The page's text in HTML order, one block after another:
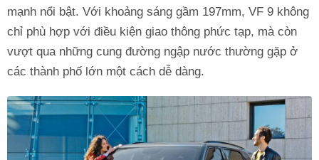
mạnh nổi bật. Với khoảng sáng gầm 197mm, VF 9 không
chỉ phù hợp với điều kiện giao thông phức tạp, mà còn
vượt qua những cung đường ngập nước thường gặp ở
các thành phố lớn một cách dễ dàng.